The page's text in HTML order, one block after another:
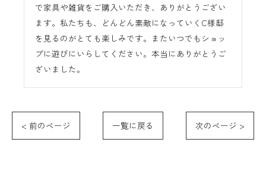
で家具や雑貨をご購入いただき、ありがとうござい
ます。私たちも、どんどん素敵になっていくC様邸
を見るのがとても楽しみです。またいつでもショッ
プに遊びにいらしてください。本当にありがとうご
ざいました。
< 前のページ 一覧に戻る 次のページ >